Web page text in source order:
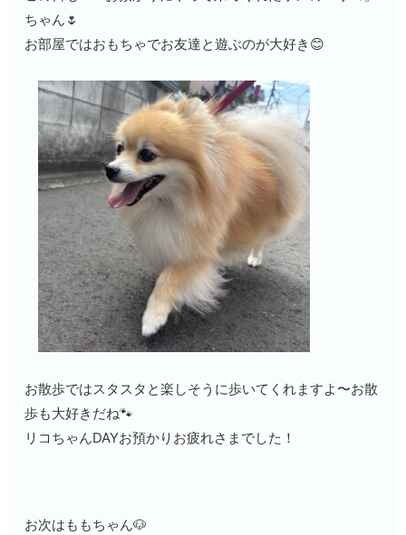
ちゃん🌷
お部屋ではおもちゃでお友達と遊ぶのが大好き😊
お散歩ではスタスタと楽しそうに歩いてくれますよ〜お散
歩も大好きだね🐾
リコちゃんDAYお預かりお疲れさまでした！
お次はももちゃん🐶